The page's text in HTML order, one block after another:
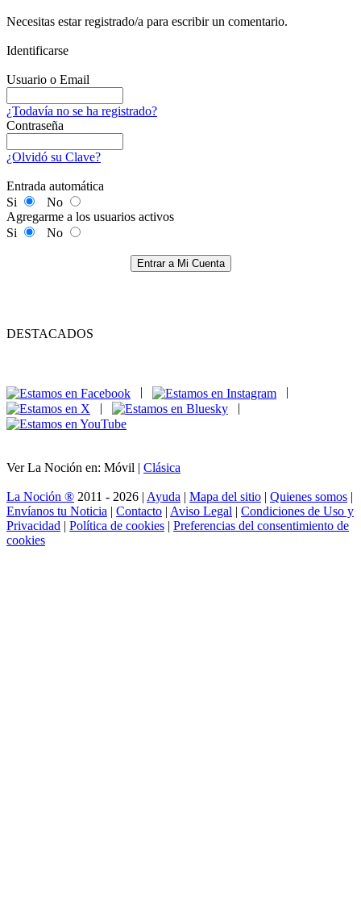
Necesitas estar registrado/a para escribir un comentario.
Identificarse
Usuario o Email
¿Todavía no se ha registrado?
Contraseña
¿Olvidó su Clave?
Entrada automática
Si
No
Agregarme a los usuarios activos
Si
No
Entrar a Mi Cuenta
DESTACADOS
|
|
Ver La Noción en: Móvil | Clásica
La Noción ® 2011 - 2026 | Ayuda | Mapa del sitio | Quienes somos |
Envíanos tu Noticia | Contacto | Aviso Legal | Condiciones de Uso y
Privacidad | Política de cookies | Preferencias del consentimiento de
cookies